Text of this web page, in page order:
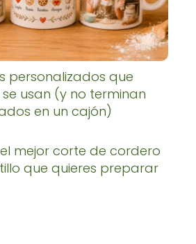
personalizados que
usan (y no terminan
en un cajón)
mejor corte de cordero
que quieres preparar